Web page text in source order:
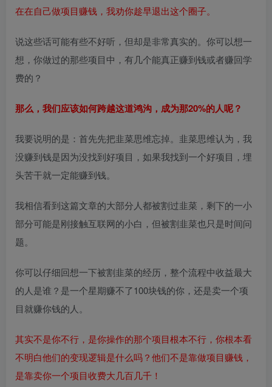
在在自己做项目赚钱，我劝你趁早退出这个圈子。
说这些话可能有些不好听，但却是非常真实的。你可以想一
想，你做过的那些项目中，有几个能真正赚到钱或者赚回学
费的？
那么，我们应该如何跨越这道鸿沟，成为那20%的人呢？
我要说明的是：首先先把韭菜思维忘掉。韭菜思维认为，我
没赚到钱是因为没找到好项目，如果我找到一个好项目，埋
头苦干就一定能赚到钱。
我相信看到这篇文章的大部分人都被割过韭菜，剩下的一小
部分可能是刚接触互联网的小白，但被割韭菜也只是时间问
题。
你可以仔细回想一下被割韭菜的经历，整个流程中收益最大
的人是谁？是一个星期赚不了100块钱的你，还是卖一个项
目就赚你钱的人。
其实不是你不行，是你操作的那个项目根本不行，你根本看
不明白他们的变现逻辑是什么吗？他们不是靠做项目赚钱，
是靠卖你一个项目收费大几百几千！